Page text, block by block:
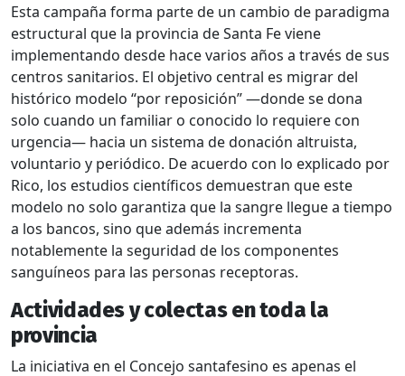
Esta campaña forma parte de un cambio de paradigma
estructural que la provincia de Santa Fe viene
implementando desde hace varios años a través de sus
centros sanitarios. El objetivo central es migrar del
histórico modelo “por reposición” —donde se dona
solo cuando un familiar o conocido lo requiere con
urgencia— hacia un sistema de donación altruista,
voluntario y periódico. De acuerdo con lo explicado por
Rico, los estudios científicos demuestran que este
modelo no solo garantiza que la sangre llegue a tiempo
a los bancos, sino que además incrementa
notablemente la seguridad de los componentes
sanguíneos para las personas receptoras.
Actividades y colectas en toda la
provincia
La iniciativa en el Concejo santafesino es apenas el